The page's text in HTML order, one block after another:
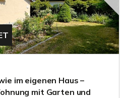
im eigenen Haus –
mit Garten und